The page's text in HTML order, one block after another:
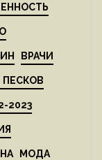
ВРАЧИ
2023
МОДА